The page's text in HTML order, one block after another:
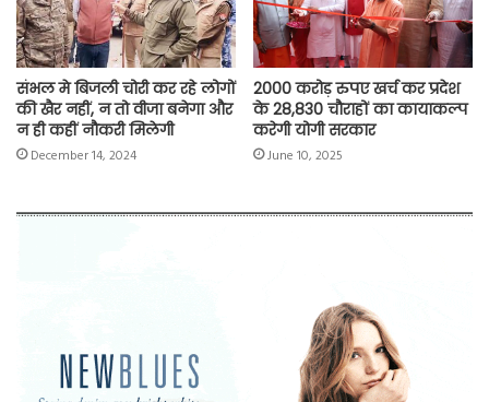
संभल मे बिजली चोरी कर रहे लोगों
की खैर नहीं, न तो वीजा बनेगा और
न ही कहीं नौकरी मिलेगी
December 14, 2024
2000 करोड़ रुपए खर्च कर प्रदेश
के 28,830 चौराहों का कायाकल्प
करेगी योगी सरकार
June 10, 2025